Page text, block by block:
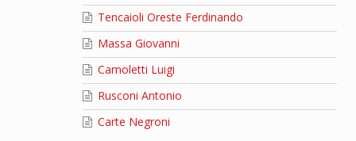
Tencaioli Oreste Ferdinando
Massa Giovanni
Camoletti Luigi
Rusconi Antonio
Carte Negroni